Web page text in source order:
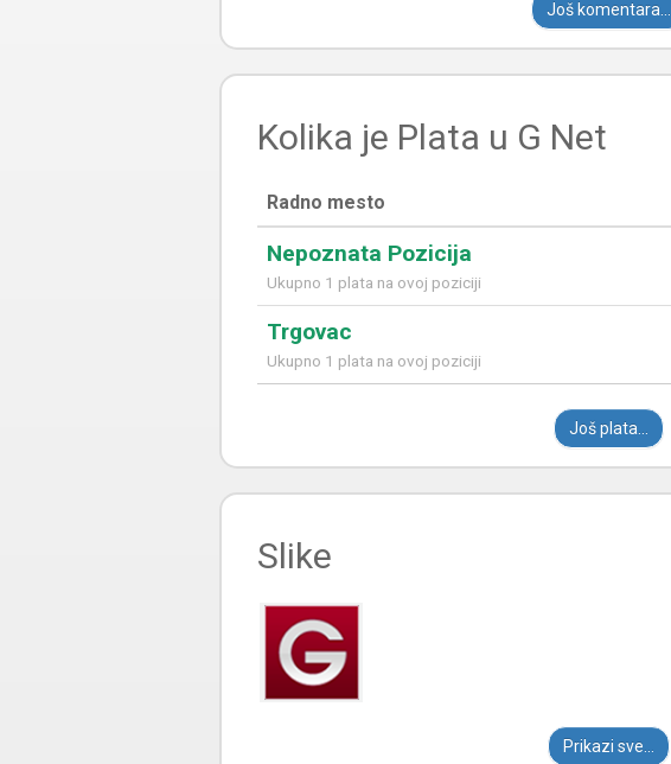
Još komentara...
Kolika je Plata u G Net
Radno mesto
Nepoznata Pozicija
Ukupno 1 plata na ovoj poziciji
Trgovac
Ukupno 1 plata na ovoj poziciji
Još plata...
Slike
Prikazi sve...